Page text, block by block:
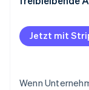
Jetzt mit
Wenn